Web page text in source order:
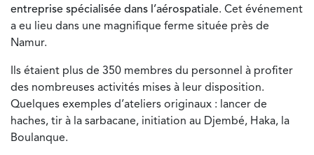
entreprise spécialisée dans l’aérospatiale. Cet événement
a eu lieu dans une magnifique ferme située près de
Namur.
Ils étaient plus de 350 membres du personnel à profiter
des nombreuses activités mises à leur disposition.
Quelques exemples d’ateliers originaux : lancer de
haches, tir à la sarbacane, initiation au Djembé, Haka, la
Boulanque.